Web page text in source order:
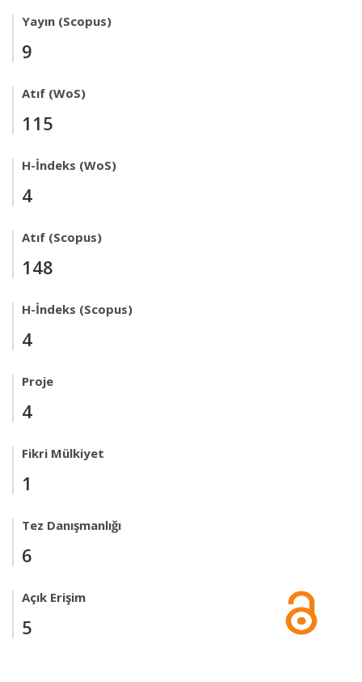
Yayın (Scopus)
9
Atıf (WoS)
115
H-İndeks (WoS)
4
Atıf (Scopus)
148
H-İndeks (Scopus)
4
Proje
4
Fikri Mülkiyet
1
Tez Danışmanlığı
6
Açık Erişim
5